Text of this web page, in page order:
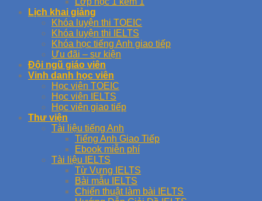
Lịch khai giảng
Khóa luyện thi TOEIC
Khóa luyện thi IELTS
Khóa học tiếng Anh giao tiếp
Ưu đãi – sự kiện
Đội ngũ giáo viên
Vinh danh học viên
Học viên TOEIC
Học viên IELTS
Học viên giao tiếp
Thư viện
Tài liệu tiếng Anh
Tiếng Anh Giao Tiếp
Ebook miễn phí
Tài liệu IELTS
Từ Vựng IELTS
Bài mẫu IELTS
Chiến thuật làm bài IELTS